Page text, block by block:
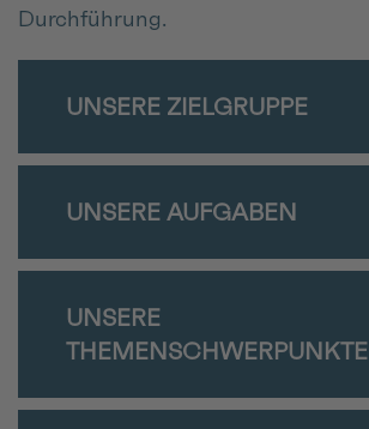
Durchführung.
UNSERE ZIELGRUPPE
UNSERE AUFGABEN
UNSERE
THEMENSCHWERPUNKTE